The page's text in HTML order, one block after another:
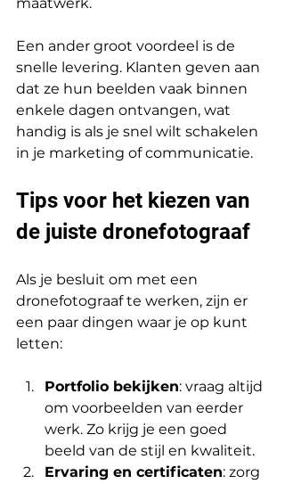
Een ander groot voordeel is de
snelle levering. Klanten geven aan
dat ze hun beelden vaak binnen
enkele dagen ontvangen, wat
handig is als je snel wilt schakelen
in je marketing of communicatie.
Tips voor het kiezen van
de juiste dronefotograaf
Als je besluit om met een
dronefotograaf te werken, zijn er
een paar dingen waar je op kunt
letten:
Portfolio bekijken: vraag altijd
om voorbeelden van eerder
werk. Zo krijg je een goed
beeld van de stijl en kwaliteit.
Ervaring en certificaten: zorg